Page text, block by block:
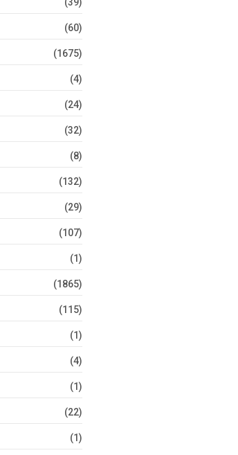
(39)
(60)
(1675)
(4)
(24)
(32)
(8)
(132)
(29)
(107)
(1)
(1865)
(115)
(1)
(4)
(1)
(22)
(1)